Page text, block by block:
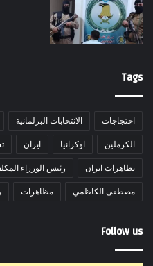
Tags
احتجاجات الانتخابات البرلمانية
الكرملين اوكرانيا ايران
تظاهرات ايران رئيس الوزراء
مصطفى الكاظمي مظاهرات
Follow us